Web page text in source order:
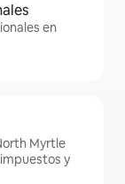
en
Myrtle
y